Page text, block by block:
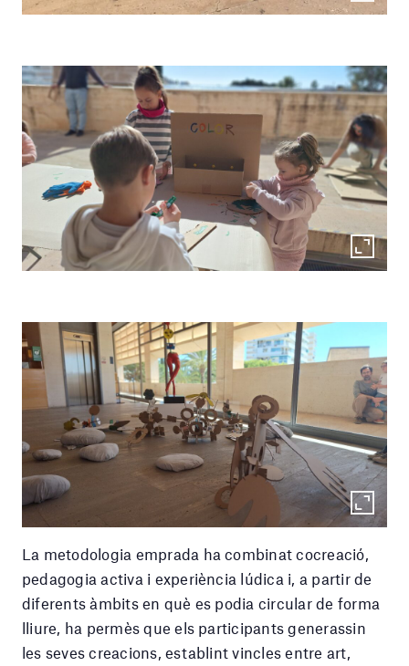
La metodologia emprada ha combinat cocreació,
pedagogia activa i experiència lúdica i, a partir de
diferents àmbits en què es podia circular de forma
lliure, ha permès que els participants generassin
les seves creacions, establint vincles entre art,